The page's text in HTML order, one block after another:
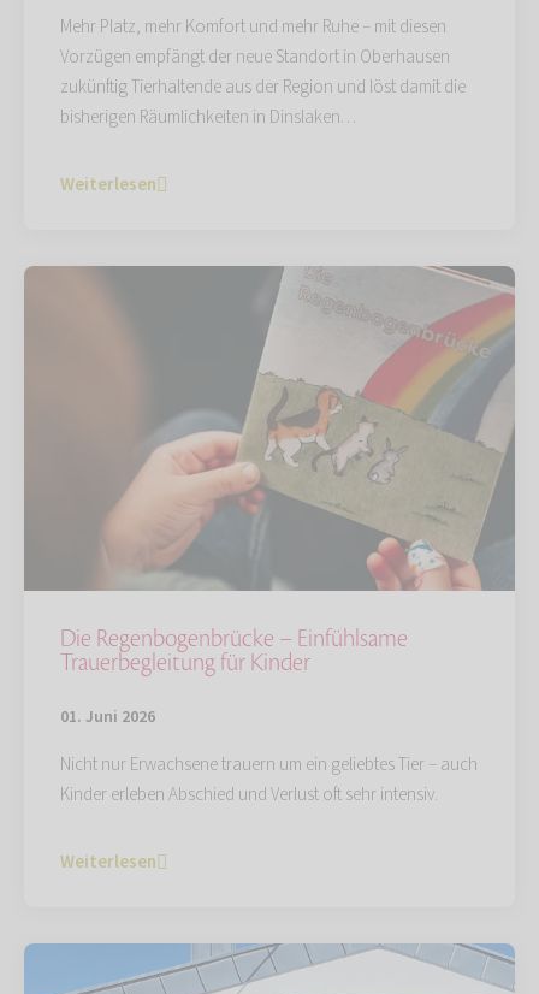
Mehr Platz, mehr Komfort und mehr Ruhe – mit diesen
Vorzügen empfängt der neue Standort in Oberhausen
zukünftig Tierhaltende aus der Region und löst damit die
bisherigen Räumlichkeiten in Dinslaken…
Weiterlesen
Die Regenbogenbrücke – Einfühlsame
Trauerbegleitung für Kinder
01. Juni 2026
Nicht nur Erwachsene trauern um ein geliebtes Tier – auch
Kinder erleben Abschied und Verlust oft sehr intensiv.
Weiterlesen